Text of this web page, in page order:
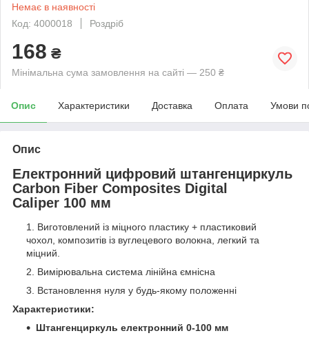
Немає в наявності
Код: 4000018
Роздріб
168 ₴
Мінімальна сума замовлення на сайті — 250 ₴
Опис Характеристики Доставка Оплата Умови
Опис
Електронний цифровий штангенциркуль
Carbon Fiber Composites Digital
Caliper 100 мм
Виготовлений із міцного пластику + пластиковий
чохол, композитів із вуглецевого волокна, легкий та
міцний.
Вимірювальна система лінійна ємнісна
Встановлення нуля у будь-якому положенні
Характеристики:
Штангенциркуль електронний 0-100 мм